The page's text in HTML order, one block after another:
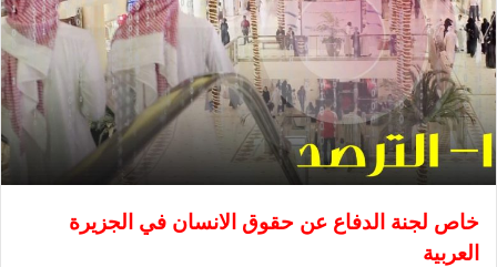
خاص لجنة الدفاع عن حقوق الانسان في الجزيرة
العربية